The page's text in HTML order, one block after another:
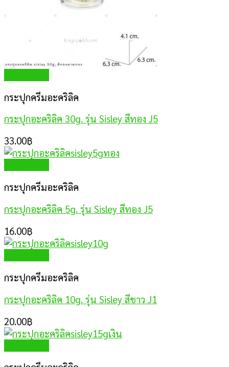
กระปุกครีมอะคริลิค
กระปุกอะคริลิค 30g. รุ่น Sisley สีทอง J5
33.00฿
กระปุกครีมอะคริลิค
กระปุกอะคริลิค 5g. รุ่น Sisley สีทอง J5
16.00฿
กระปุกครีมอะคริลิค
กระปุกอะคริลิค 10g. รุ่น Sisley สีขาว J1
20.00฿